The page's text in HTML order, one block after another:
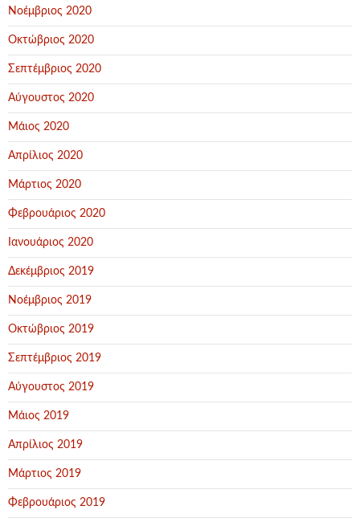
Νοέμβριος 2020
Οκτώβριος 2020
Σεπτέμβριος 2020
Αύγουστος 2020
Μάιος 2020
Απρίλιος 2020
Μάρτιος 2020
Φεβρουάριος 2020
Ιανουάριος 2020
Δεκέμβριος 2019
Νοέμβριος 2019
Οκτώβριος 2019
Σεπτέμβριος 2019
Αύγουστος 2019
Μάιος 2019
Απρίλιος 2019
Μάρτιος 2019
Φεβρουάριος 2019